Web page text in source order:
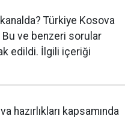
Türkiye Kosova
Bu ve benzeri sorular
edildi. İlgili içeriği
hazırlıkları kapsamında